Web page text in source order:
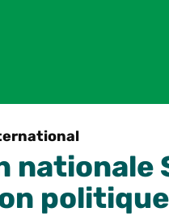
nationale